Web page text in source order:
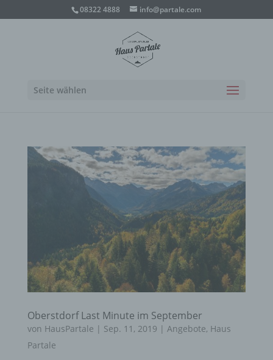
08322 4888 info@partale.com
Seite wählen
Oberstdorf Last Minute im September
von HausPartale | Sep. 11, 2019 | Angebote, Haus
Partale